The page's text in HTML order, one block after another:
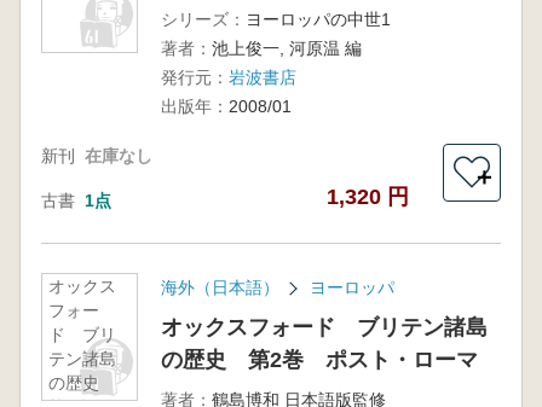
シリーズ： ヨーロッパの中世1
著者： 池上俊一, 河原温 編
発行元： 岩波書店
出版年： 2008/01
新刊 在庫なし
古書 1点 1,320 円
＋
オックス
フォー
ド ブリ
テン諸島
の歴史
海外（日本語） ヨーロッパ
オックスフォード ブリテン諸島
の歴史 第2巻 ポスト・ローマ
著者： 鶴島博和 日本語版監修